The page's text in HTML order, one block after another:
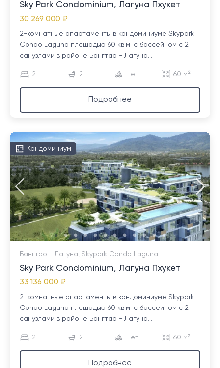
Sky Park Condominium, Лагуна Пхукет
30 269 000 ₽
2-комнатные апартаменты в кондоминиуме Skypark
Condo Laguna площадью 60 кв.м. с бассейном с 2
санузлами в районе Бангтао - Лагуна...
2 2 Нет 60 м²
Подробнее
Кондоминиум
Бангтао - Лагуна, Skypark Condo Laguna
Sky Park Condominium, Лагуна Пхукет
33 136 000 ₽
2-комнатные апартаменты в кондоминиуме Skypark
Condo Laguna площадью 60 кв.м. с бассейном с 2
санузлами в районе Бангтао - Лагуна...
2 2 Нет 60 м²
Подробнее